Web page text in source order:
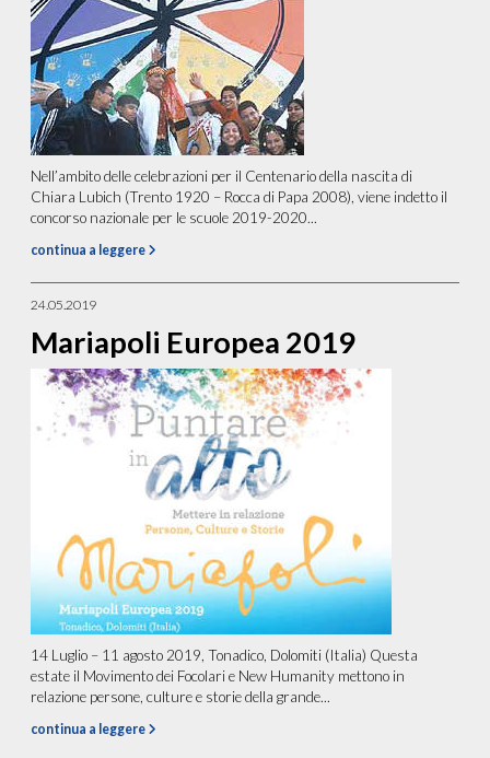
Nell’ambito delle celebrazioni per il Centenario della nascita di
Chiara Lubich (Trento 1920 – Rocca di Papa 2008), viene indetto il
concorso nazionale per le scuole 2019-2020...
continua a leggere
24.05.2019
Mariapoli Europea 2019
14 Luglio – 11 agosto 2019, Tonadico, Dolomiti (Italia) Questa
estate il Movimento dei Focolari e New Humanity mettono in
relazione persone, culture e storie della grande...
continua a leggere